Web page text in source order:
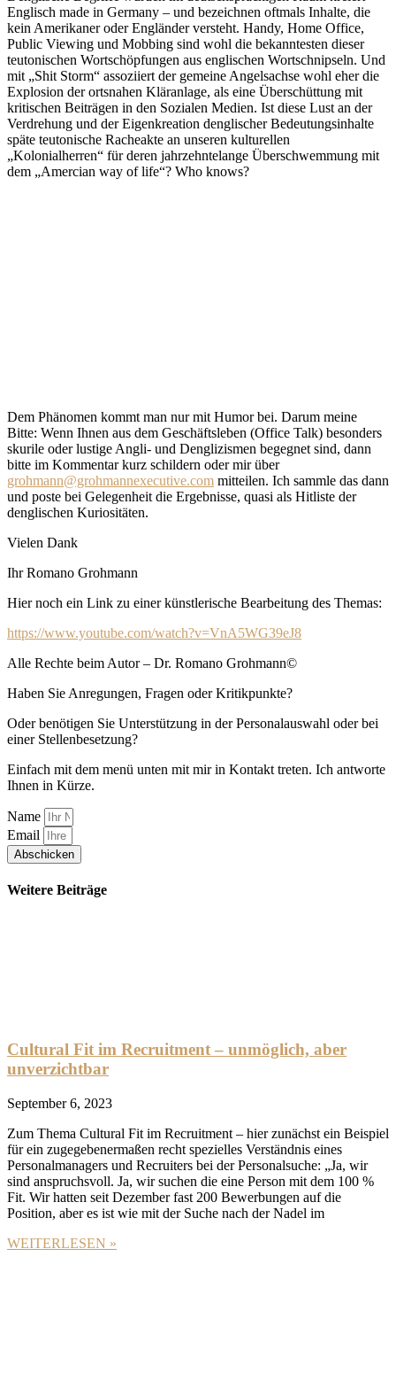
Englisch made in Germany – und bezeichnen oftmals Inhalte, die
kein Amerikaner oder Engländer versteht. Handy, Home Office,
Public Viewing und Mobbing sind wohl die bekanntesten dieser
teutonischen Wortschöpfungen aus englischen Wortschnipseln. Und
mit „Shit Storm“ assoziiert der gemeine Angelsachse wohl eher die
Explosion der ortsnahen Kläranlage, als eine Überschüttung mit
kritischen Beiträgen in den Sozialen Medien. Ist diese Lust an der
Verdrehung und der Eigenkreation denglischer Bedeutungsinhalte
späte teutonische Racheakte an unseren kulturellen
„Kolonialherren“ für deren jahrzehntelange Überschwemmung mit
dem „Amercian way of life“? Who knows?
Dem Phänomen kommt man nur mit Humor bei. Darum meine
Bitte: Wenn Ihnen aus dem Geschäftsleben (Office Talk) besonders
skurile oder lustige Angli- und Denglizismen begegnet sind, dann
bitte im Kommentar kurz schildern oder mir über
grohmann@grohmannexecutive.com mitteilen. Ich sammle das dann
und poste bei Gelegenheit die Ergebnisse, quasi als Hitliste der
denglischen Kuriositäten.
Vielen Dank
Ihr Romano Grohmann
Hier noch ein Link zu einer künstlerische Bearbeitung des Themas:
https://www.youtube.com/watch?v=VnA5WG39eJ8
Alle Rechte beim Autor – Dr. Romano Grohmann©
Haben Sie Anregungen, Fragen oder Kritikpunkte?
Oder benötigen Sie Unterstützung in der Personalauswahl oder bei
einer Stellenbesetzung?
Einfach mit dem menü unten mit mir in Kontakt treten. Ich antworte
Ihnen in Kürze.
Name
Email
Abschicken
Weitere Beiträge
Cultural Fit im Recruitment – unmöglich, aber
unverzichtbar
September 6, 2023
Zum Thema Cultural Fit im Recruitment – hier zunächst ein Beispiel
für ein zugegebenermaßen recht spezielles Verständnis eines
Personalmanagers und Recruiters bei der Personalsuche: „Ja, wir
sind anspruchsvoll. Ja, wir suchen die eine Person mit dem 100 %
Fit. Wir hatten seit Dezember fast 200 Bewerbungen auf die
Position, aber es ist wie mit der Suche nach der Nadel im
WEITERLESEN »